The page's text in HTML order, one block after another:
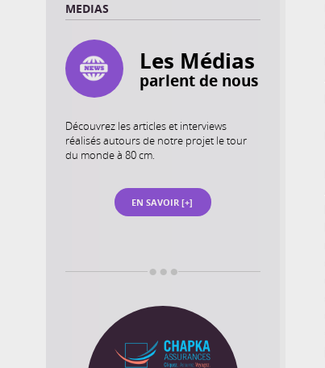
MEDIAS
Les Médias
parlent de nous
Découvrez les articles et interviews
réalisés autours de notre projet le tour
du monde à 80 cm.
EN SAVOIR [+]